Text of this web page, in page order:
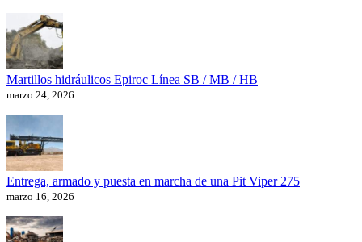
Martillos hidráulicos Epiroc Línea SB / MB / HB
marzo 24, 2026
Entrega, armado y puesta en marcha de una Pit Viper 275
marzo 16, 2026